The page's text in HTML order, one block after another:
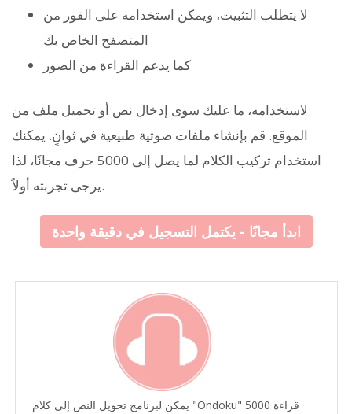
لا يتطلب التثبيت، ويمكن استخدامه على الفور من
المتصفح الخاص بك
كما يدعم القراءة من الصور
لاستخدامه، ما عليك سوى إدخال نص أو تحميل ملف من
الموقع. قم بإنشاء ملفات صوتية طبيعية في ثوانٍ. يمكنك
استخدام تركيب الكلام لما يصل إلى 5000 حرف مجانًا، لذا
يرجى تجربته أولاً.
ابدأ مجانًا - يكتمل التسجيل في دقيقة واحدة
يمكن لبرنامج تحويل النص إلى كلام "Ondoku" قراءة 5000